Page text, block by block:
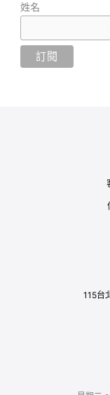
姓名
115台